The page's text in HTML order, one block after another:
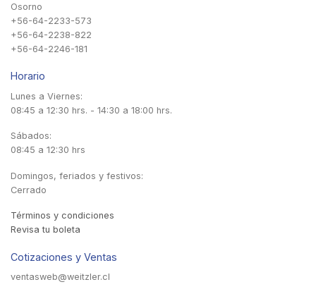
Osorno
+56-64-2233-573
+56-64-2238-822
+56-64-2246-181
Horario
Lunes a Viernes:
08:45 a 12:30 hrs. - 14:30 a 18:00 hrs.
Sábados:
08:45 a 12:30 hrs
Domingos, feriados y festivos:
Cerrado
Términos y condiciones
Revisa tu boleta
Cotizaciones y Ventas
ventasweb@weitzler.cl